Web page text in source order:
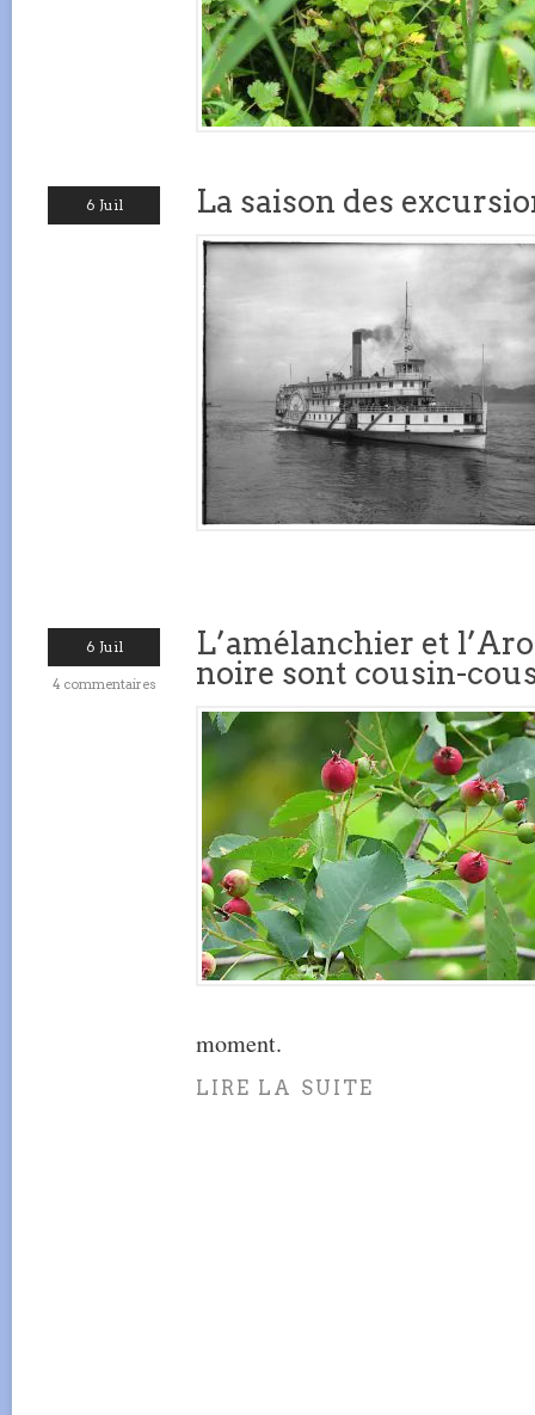
6 Juil La saison des
6 Juil
4 commentaires
L’amélanchier et
noire sont cousin-
moment.
LIRE LA SUITE